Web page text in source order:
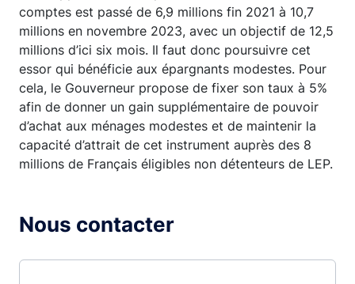
comptes est passé de 6,9 millions fin 2021 à 10,7
millions en novembre 2023, avec un objectif de 12,5
millions d’ici six mois. Il faut donc poursuivre cet
essor qui bénéficie aux épargnants modestes. Pour
cela, le Gouverneur propose de fixer son taux à 5%
afin de donner un gain supplémentaire de pouvoir
d’achat aux ménages modestes et de maintenir la
capacité d’attrait de cet instrument auprès des 8
millions de Français éligibles non détenteurs de LEP.
Nous contacter